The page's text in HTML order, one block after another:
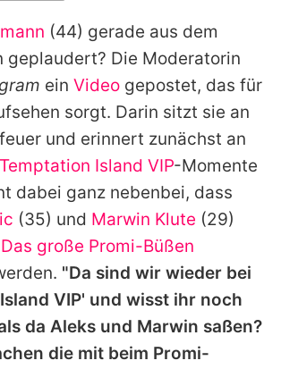
Themen auf Promiflash
Jobs
App runterladen
Team
Richtlinien
Impressum
Datenschutzerklärung
Nutzungsbedingungen
(44) gerade aus dem
geplaudert? Die Moderatorin
ein Video gepostet, das für
sorgt. Darin sitzt sie an
und erinnert zunächst an
Temptation Island VIP-Momente
dabei ganz nebenbei, dass
(35) und Marwin Klute (29)
Das große Promi-Büßen
"Da sind wir wieder bei
VIP' und wisst ihr noch
da Aleks und Marwin saßen?
die mit beim Promi-